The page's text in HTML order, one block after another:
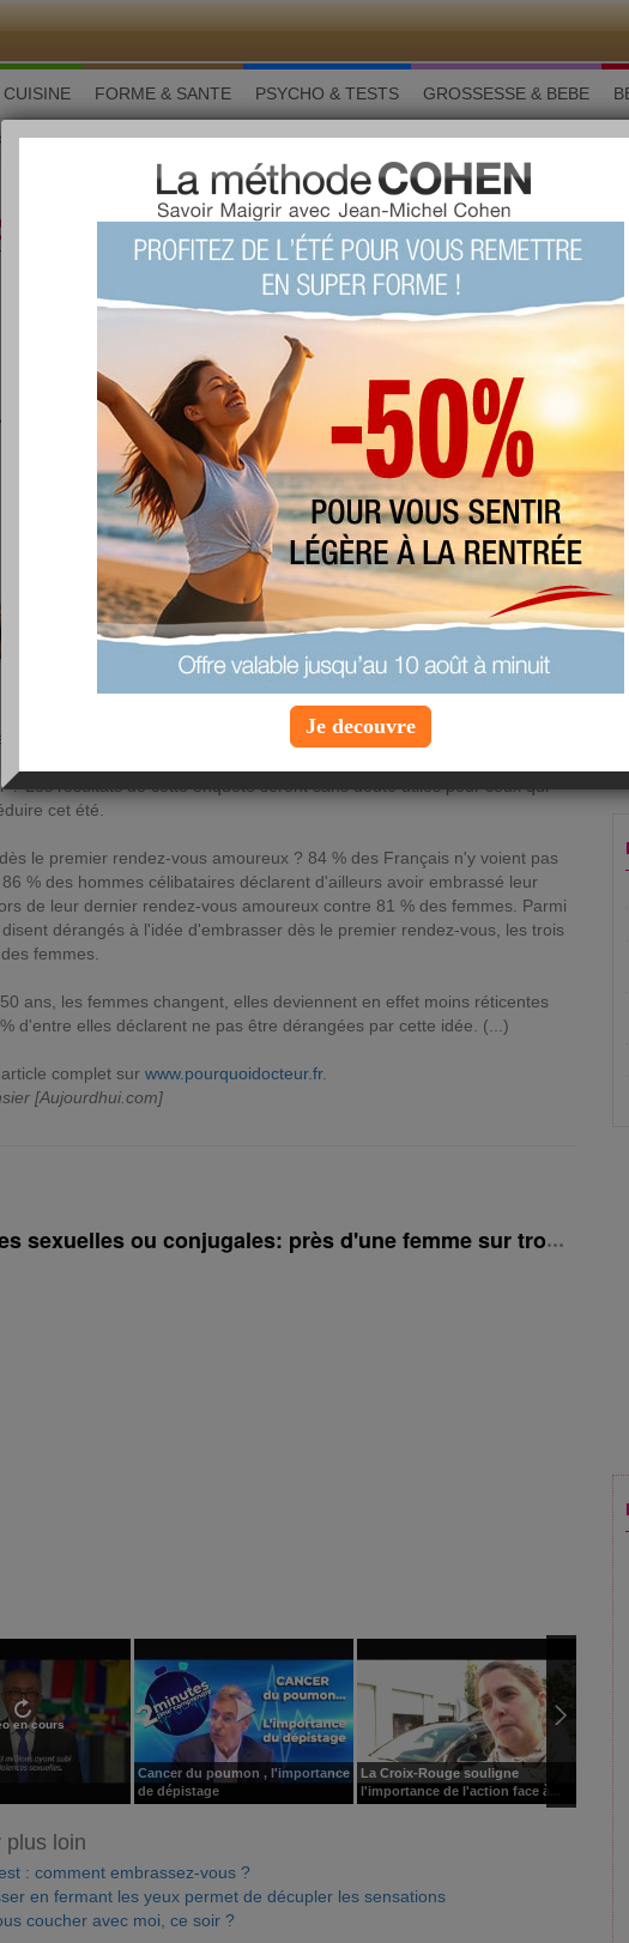
CUISINE FORME & SANTE PSYCHO & TESTS GROSSESSE & BEBE
: l'importance varie selon les régions
BIEN-ÊTRE
Kiss : l'importance varie
les régions
Interrogés dans un sondage sur l'importance
de la maîtrise du French Kiss, les Français
sont partagés selon la situation, les âges et
les régions. A retenir pour les vacances d'été.
Mercredi 13 juillet 2016 à 7:49 |Info Bien-
de la Journée internationale du baiser qui s'est déroulée 6 juillet, le site de
rencontres beweetch.fr a réalisé un sondage (1). Que pensent les
baiser ? Sont-ils prêts à embrasser dès le 1er rendez-vous ? Qui rêvent-ils
? Les résultats de cette enquête seront sans doute utiles pour ceux qui
cet été.
le premier rendez-vous amoureux ? 84 % des Français n'y voient pas
% des hommes célibataires déclarent d'ailleurs avoir embrassé leur
de leur dernier rendez-vous amoureux contre 81 % des femmes. Parmi
dérangés à l'idée d'embrasser dès le premier rendez-vous, les trois
femmes.
ans, les femmes changent, elles deviennent en effet moins réticentes
d'entre elles déclarent ne pas être dérangées par cette idée. (...)
complet sur www.pourquoidocteur.fr.
[Aujourdhui.com]
sexuelles ou conjugales: près d'une femme sur trois
en cours
Cancer du poumon , l'importance
de dépistage
La Croix-Rouge souligne
l'importance de l'action face à...
Des
en
plus loin
: comment embrassez-vous ?
en fermant les yeux permet de décupler les sensations
coucher avec moi, ce soir ?
Je decouvre